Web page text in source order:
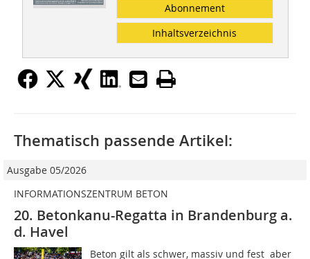
Abonnement
Inhaltsverzeichnis
Thematisch passende Artikel:
Ausgabe 05/2026
INFORMATIONSZENTRUM BETON
20. Betonkanu-Regatta in Brandenburg a.
d. Havel
Beton gilt als schwer, massiv und fest  aber